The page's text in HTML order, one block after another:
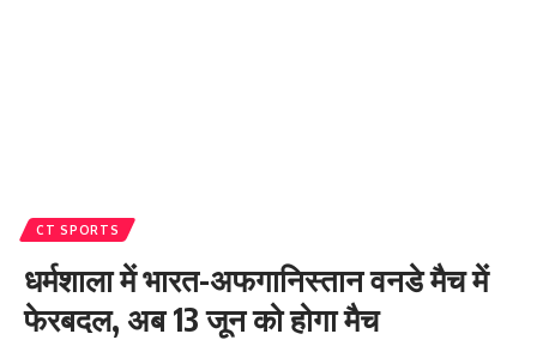
CT SPORTS
धर्मशाला में भारत-अफगानिस्तान वनडे मैच में
फेरबदल, अब 13 जून को होगा मैच